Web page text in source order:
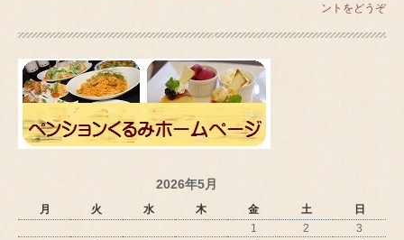
ントをどうぞ
2026年5月
月 火 水 木 金 土 日
1 2
3